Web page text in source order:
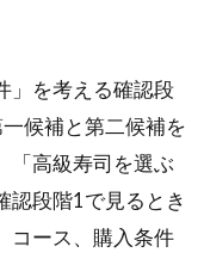
」を考える確認段
候補と第二候補を
「高級寿司を選ぶ
認段階1で見るとき
コース、購入条件